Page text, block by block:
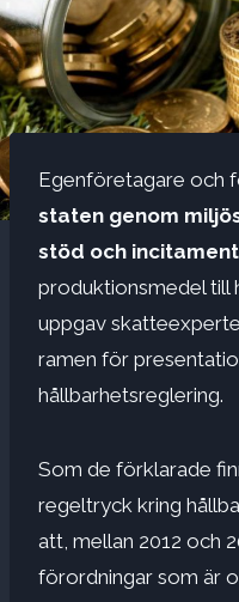
Egenföretagare och
staten genom
stöd och incitament
produktionsmedel till
uppgav
ramen för
hållbarhetsreglering.
Som de förklarade
regeltryck kring
att, mellan 2012 och
förordningar som är